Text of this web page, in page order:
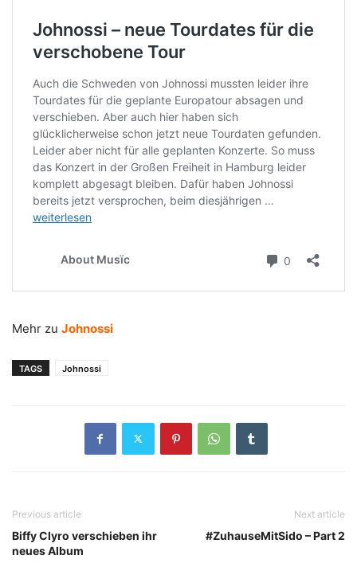
Mehr zu Johnossi
TAGS Johnossi
Previous article
Biffy Clyro verschieben ihr
neues Album
Next article
#ZuhauseMitSido – Part 2